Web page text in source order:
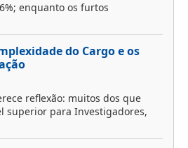
enquanto os furtos
do Cargo e os
reflexão: muitos dos que
superior para Investigadores,